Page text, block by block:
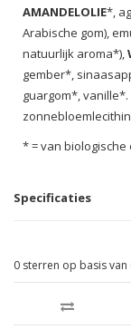
AMANDELOLIE*,
Arabische gom),
natuurlijk aroma*),
gember*,
guargom*,
* = van
Specificaties
0 sterren op basis van